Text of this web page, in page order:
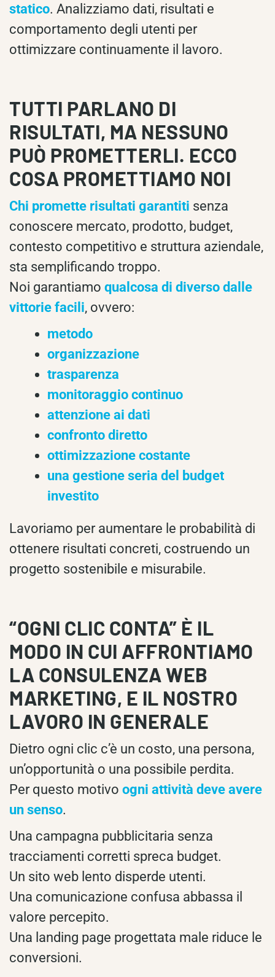
statico. Analizziamo dati, risultati e
comportamento degli utenti per
ottimizzare continuamente il lavoro.
TUTTI PARLANO DI
RISULTATI, MA NESSUNO
PUÒ PROMETTERLI. ECCO
COSA PROMETTIAMO NOI
Chi promette risultati garantiti senza
conoscere mercato, prodotto, budget,
contesto competitivo e struttura aziendale,
sta semplificando troppo.
Noi garantiamo qualcosa di diverso dalle
vittorie facili, ovvero:
metodo
organizzazione
trasparenza
monitoraggio continuo
attenzione ai dati
confronto diretto
ottimizzazione costante
una gestione seria del budget
investito
Lavoriamo per aumentare le probabilità di
ottenere risultati concreti, costruendo un
progetto sostenibile e misurabile.
“OGNI CLIC CONTA” È IL
MODO IN CUI AFFRONTIAMO
LA CONSULENZA WEB
MARKETING, E IL NOSTRO
LAVORO IN GENERALE
Dietro ogni clic c’è un costo, una persona,
un’opportunità o una possibile perdita.
Per questo motivo ogni attività deve avere
un senso.
Una campagna pubblicitaria senza
tracciamenti corretti spreca budget.
Un sito web lento disperde utenti.
Una comunicazione confusa abbassa il
valore percepito.
Una landing page progettata male riduce le
conversioni.